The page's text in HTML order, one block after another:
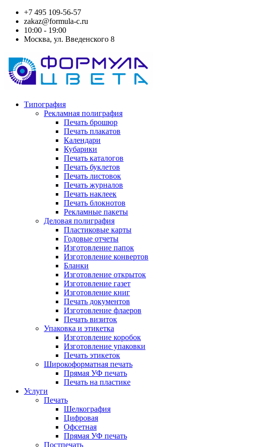
+7 495 109-56-57
zakaz@formula-c.ru
10:00 - 19:00
Москва, ул. Введенского 8
Типография
Рекламная полиграфия
Печать брошюр
Печать плакатов
Календари
Кубарики
Печать каталогов
Печать буклетов
Печать листовок
Печать журналов
Печать наклеек
Печать блокнотов
Рекламные пакеты
Деловая полиграфия
Пластиковые карты
Годовые отчеты
Изготовление папок
Изготовление конвертов
Бланки
Изготовление открыток
Изготовление газет
Изготовление книг
Печать документов
Изготовление флаеров
Печать визиток
Упаковка и этикетка
Изготовление коробок
Изготовление упаковки
Печать этикеток
Широкоформатная печать
Прямая УФ печать
Печать на пластике
Услуги
Печать
Шелкография
Цифровая
Офсетная
Прямая УФ печать
Постпечать